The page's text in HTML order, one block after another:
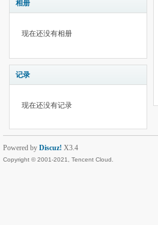
相册
现在还没有相册
记录
现在还没有记录
Powered by Discuz! X3.4
Copyright © 2001-2021, Tencent Cloud.